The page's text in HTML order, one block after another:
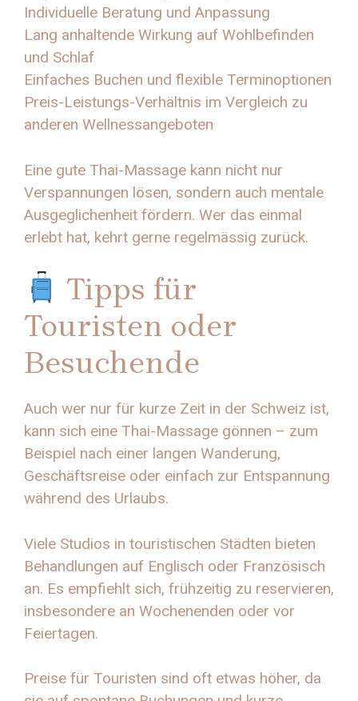
Individuelle Beratung und Anpassung
Lang anhaltende Wirkung auf Wohlbefinden
und Schlaf
Einfaches Buchen und flexible Terminoptionen
Preis-Leistungs-Verhältnis im Vergleich zu
anderen Wellnessangeboten
Eine gute Thai-Massage kann nicht nur
Verspannungen lösen, sondern auch mentale
Ausgeglichenheit fördern. Wer das einmal
erlebt hat, kehrt gerne regelmässig zurück.
Tipps für
Touristen oder
Besuchende
Auch wer nur für kurze Zeit in der Schweiz ist,
kann sich eine Thai-Massage gönnen – zum
Beispiel nach einer langen Wanderung,
Geschäftsreise oder einfach zur Entspannung
während des Urlaubs.
Viele Studios in touristischen Städten bieten
Behandlungen auf Englisch oder Französisch
an. Es empfiehlt sich, frühzeitig zu reservieren,
insbesondere an Wochenenden oder vor
Feiertagen.
Preise für Touristen sind oft etwas höher, da